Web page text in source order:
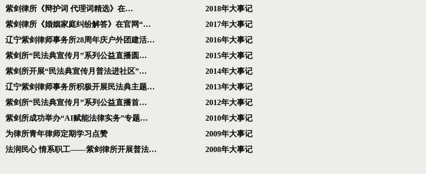
紫剑律所《辩护词 代理词精选》在…
紫剑律所《婚姻家庭纠纷解答》在官网“…
辽宁紫剑律师事务所28周年庆户外团建活…
紫剑所“民法典宣传月”系列公益直播圆…
紫剑所开展“民法典宣传月普法进社区”…
辽宁紫剑律师事务所积极开展民法典主题…
紫剑所“民法典宣传月”系列公益直播首…
紫剑所成功举办“AI赋能法律实务”专题…
为律所青年律师定期学习点赞
法润民心 情系职工——紫剑律所开展普法…
2018年大事记
2017年大事记
2016年大事记
2015年大事记
2014年大事记
2013年大事记
2012年大事记
2010年大事记
2009年大事记
2008年大事记